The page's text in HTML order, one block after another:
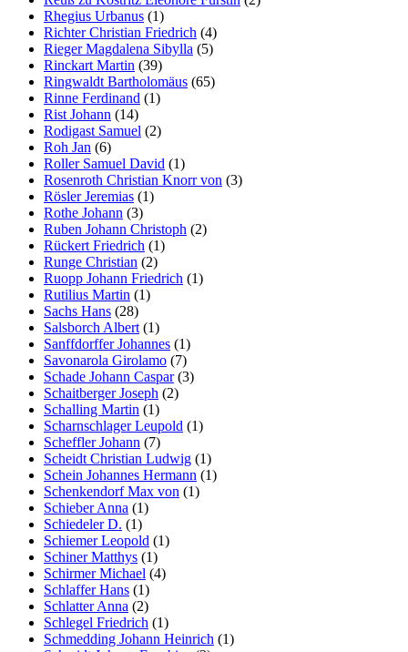
Rhegius Urbanus (1)
Richter Christian Friedrich (4)
Rieger Magdalena Sibylla (5)
Rinckart Martin (39)
Ringwaldt Bartholomäus (65)
Rinne Ferdinand (1)
Rist Johann (14)
Rodigast Samuel (2)
Roh Jan (6)
Roller Samuel David (1)
Rosenroth Christian Knorr von (3)
Rösler Jeremias (1)
Rothe Johann (3)
Ruben Johann Christoph (2)
Rückert Friedrich (1)
Runge Christian (2)
Ruopp Johann Friedrich (1)
Rutilius Martin (1)
Sachs Hans (28)
Salsborch Albert (1)
Sanffdorffer Johannes (1)
Savonarola Girolamo (7)
Schade Johann Caspar(3)
Schaitberger Joseph (2)
Schalling Martin (1)
Scharnschlager Leupold (1)
Scheffler Johann (7)
Scheidt Christian Ludwig (1)
Schein Johannes Hermann (1)
Schenkendorf Max von (1)
Schieber Anna (1)
Schiedeler D. (1)
Schiemer Leopold (1)
Schiner Matthys (1)
Schirmer Michael (4)
Schlaffer Hans (1)
Schlatter Anna (2)
Schlegel Friedrich (1)
Schmedding Johann Heinrich (1)